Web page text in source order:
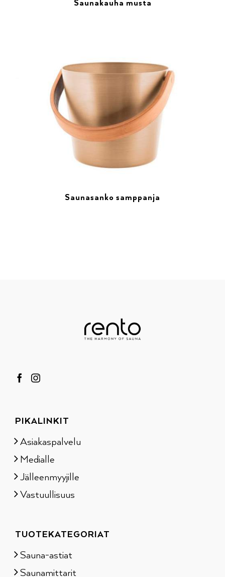
Saunakauha musta
Saunasanko samppanja
PIKALINKIT
Asiakaspalvelu
Medialle
Jälleenmyyjille
Vastuullisuus
TUOTEKATEGORIAT
Sauna-astiat
Saunamittarit